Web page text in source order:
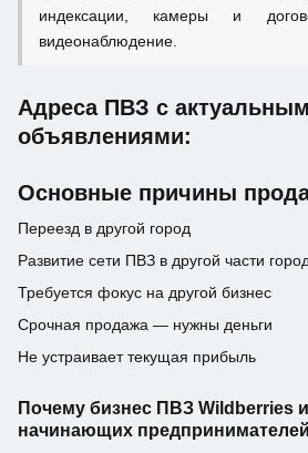
индексации, камеры и
видеонаблюдение.
Адреса ПВЗ с
объявлениями:
Основные причины
Переезд в другой город
Развитие сети ПВЗ в другой части
Требуется фокус на другой бизнес
Срочная продажа — нужны деньги
Не устраивает текущая прибыль
Почему бизнес ПВЗ Wildberries
начинающих